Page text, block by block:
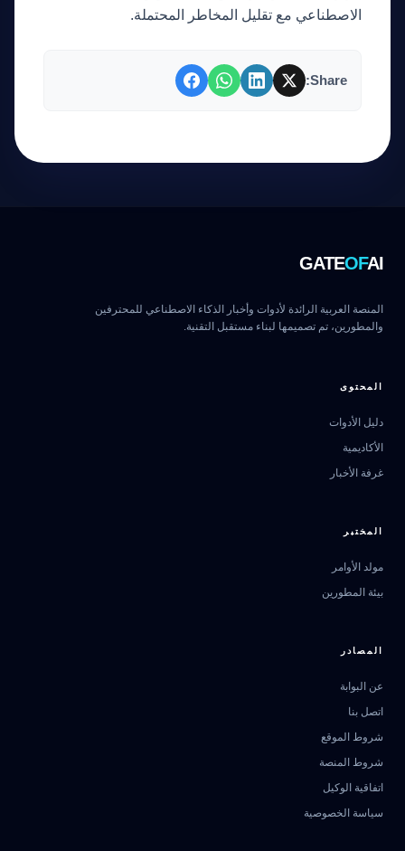
الاصطناعي مع تقليل المخاطر المحتملة.
Share:
GATEOFAI
المنصة العربية الرائدة لأدوات وأخبار الذكاء الاصطناعي للمحترفين
والمطورين، تم تصميمها لبناء مستقبل التقنية.
المحتوى
دليل الأدوات
الأكاديمية
غرفة الأخبار
المختبر
مولد الأوامر
بيئة المطورين
المصادر
عن البوابة
اتصل بنا
شروط الموقع
شروط المنصة
اتفاقية الوكيل
سياسة الخصوصية